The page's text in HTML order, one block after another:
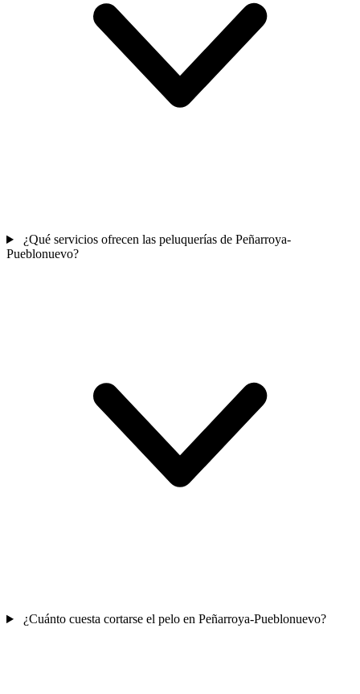
¿Qué servicios ofrecen las peluquerías de Peñarroya-
Pueblonuevo?
¿Cuánto cuesta cortarse el pelo en Peñarroya-Pueblonuevo?